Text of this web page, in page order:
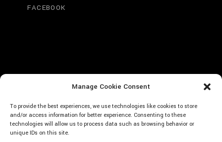
Manage Cookie Consent
To provide the best experiences, we use technologies like cookies to store
and/or access information for better experience. Consenting to these
technologies will allow us to process data such as browsing behavior or
unique IDs on this site.
FACEBOOK